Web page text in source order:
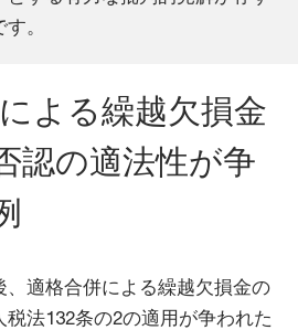
。
よる繰越欠損金
認の適法性が争
、適格合併による繰越欠損金の
法132条の2の適用が争われた